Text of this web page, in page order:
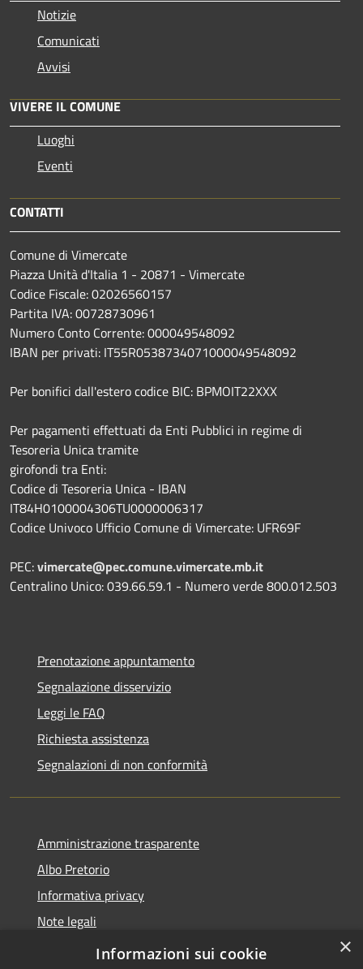
Notizie
Comunicati
Avvisi
VIVERE IL COMUNE
Luoghi
Eventi
CONTATTI
Comune di Vimercate
Piazza Unità d'Italia 1 - 20871 - Vimercate
Codice Fiscale: 02026560157
Partita IVA: 00728730961
Numero Conto Corrente: 000049548092
IBAN per privati: IT55R0538734071000049548092
Per bonifici dall'estero codice BIC: BPMOIT22XXX
Per pagamenti effettuati da Enti Pubblici in regime di
Tesoreria Unica tramite
girofondi tra Enti:
Codice di Tesoreria Unica - IBAN
IT84H0100004306TU0000006317
Codice Univoco Ufficio Comune di Vimercate: UFR69F
PEC:vimercate@pec.comune.vimercate.mb.it
Centralino Unico: 039.66.59.1 - Numero verde 800.012.503
Prenotazione appuntamento
Segnalazione disservizio
Leggi le FAQ
Richiesta assistenza
Segnalazioni di non conformità
Amministrazione trasparente
Albo Pretorio
Informativa privacy
Note legali
Dichiarazione di accessibilità
×
Informazioni sui cookie